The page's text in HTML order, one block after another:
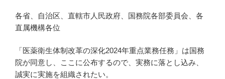
各省、自治区、直轄市人民政府、国務院各部委員会、各
直属機構各位
「医薬衛生体制改革の深化2024年重点業務任務」は国務
院が同意し、ここに公布するので、実務に落とし込み、
誠実に実施を組織されたい。